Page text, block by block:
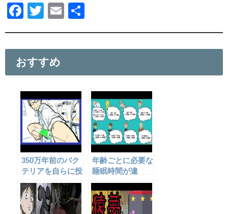
F
e
b
o
o
k
T
er
E
おすすめ
350万年前のバク
テリアを自らに投
与した結果、とん
でもない事に・・
年齢ごとに必要な
睡眠時間が違
う？！